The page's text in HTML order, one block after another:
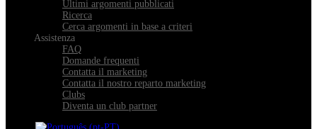
Ultimi argomenti pubblicati
Ricerca
Cerca argomenti in base a criteri
Assistenza
FAQ
Domande frequenti
Contatta il marketing
Contatta il nostro reparto marketing
Clubs
Diventa un club partner